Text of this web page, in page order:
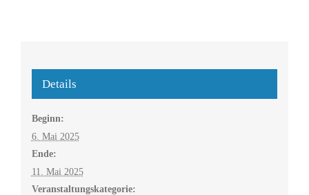
Details
Beginn:
6. Mai 2025
Ende:
11. Mai 2025
Veranstaltungskategorie: